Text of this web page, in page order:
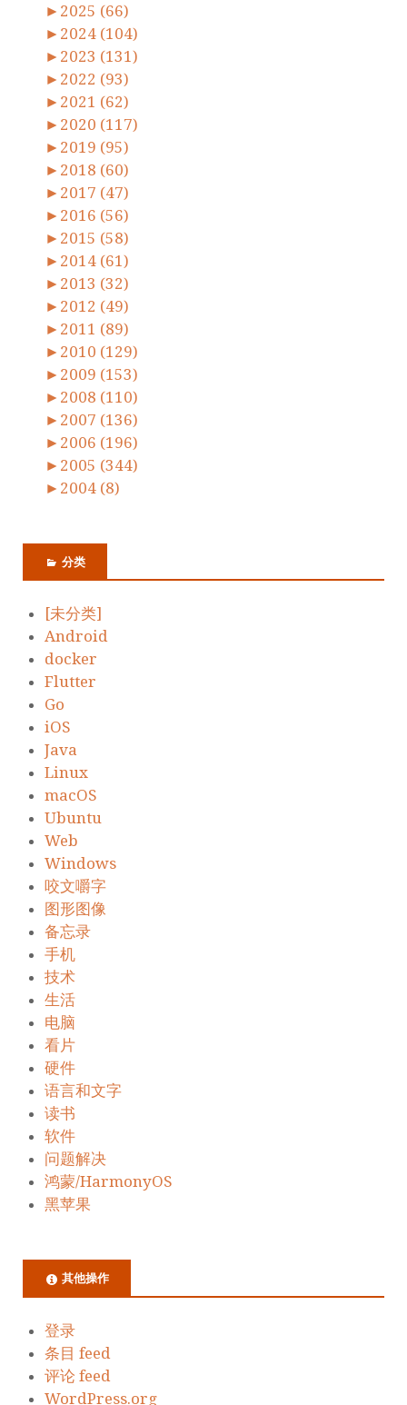
► 2025 (66)
► 2024 (104)
► 2023 (131)
► 2022 (93)
► 2021 (62)
► 2020 (117)
► 2019 (95)
► 2018 (60)
► 2017 (47)
► 2016 (56)
► 2015 (58)
► 2014 (61)
► 2013 (32)
► 2012 (49)
► 2011 (89)
► 2010 (129)
► 2009 (153)
► 2008 (110)
► 2007 (136)
► 2006 (196)
► 2005 (344)
► 2004 (8)
分类
[未分类]
Android
docker
Flutter
Go
iOS
Java
Linux
macOS
Ubuntu
Web
Windows
咬文嚼字
图形图像
备忘录
手机
技术
生活
电脑
看片
硬件
语言和文字
读书
软件
问题解决
鸿蒙/HarmonyOS
黑苹果
其他操作
登录
条目 feed
评论 feed
WordPress.org